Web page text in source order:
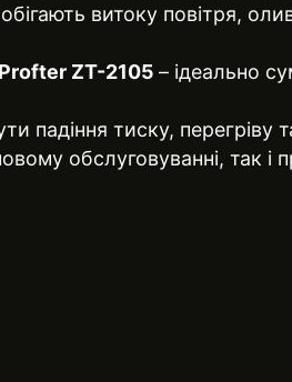
витоку повітря,
Profter ZT-2105 – ідеально
падіння тиску, перегріву
обслуговуванні, так і